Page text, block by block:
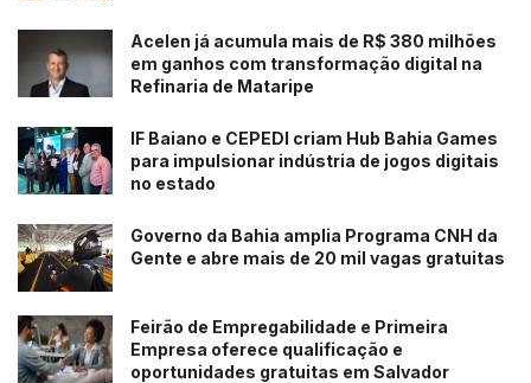
Acelen já acumula mais de R$ 380 milhões
em ganhos com transformação digital na
Refinaria de Mataripe
IF Baiano e CEPEDI criam Hub Bahia Games
para impulsionar indústria de jogos digitais
no estado
Governo da Bahia amplia Programa CNH da
Gente e abre mais de 20 mil vagas gratuitas
Feirão de Empregabilidade e Primeira
Empresa oferece qualificação e
oportunidades gratuitas em Salvador